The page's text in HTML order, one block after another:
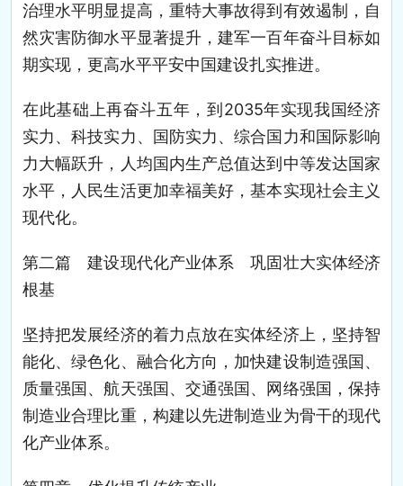
治理水平明显提高，重特大事故得到有效遏制，自
然灾害防御水平显著提升，建军一百年奋斗目标如
期实现，更高水平平安中国建设扎实推进。
在此基础上再奋斗五年，到2035年实现我国经济
实力、科技实力、国防实力、综合国力和国际影响
力大幅跃升，人均国内生产总值达到中等发达国家
水平，人民生活更加幸福美好，基本实现社会主义
现代化。
第二篇 建设现代化产业体系 巩固壮大实体经济
根基
坚持把发展经济的着力点放在实体经济上，坚持智
能化、绿色化、融合化方向，加快建设制造强国、
质量强国、航天强国、交通强国、网络强国，保持
制造业合理比重，构建以先进制造业为骨干的现代
化产业体系。